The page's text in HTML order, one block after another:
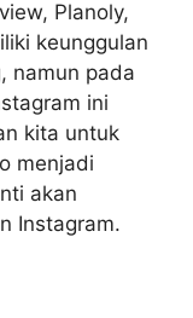
Planoly,
keunggulan
namun pada
ini
kita untuk
menjadi
akan
Instagram.